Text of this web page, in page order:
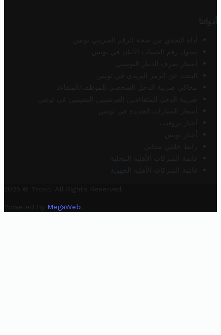
أدواتنا
أداة التحقق من صحة الرقم الضريبي تونس
محول رقم الحساب الآيبان في تونس
أسعار صرف الدينار التونسي
البحث عن الرمز البريدي في تونس
محاكي ضريبة الدخل الشخصي للموظف/المتقاعد
ضريبة الدخل للمتقاعدين الفرنسيين المقيمين في تونس
أسعار السيارات الجديدة في تونس
أخبار تروفيت
أخبار تونس
رابط خلفي مجاني
قائمة الشركات الأهلية المحلية
قائمة الشركات الأهلية الجهوية
2025 © Trovit. All Rights Reserved.
Powered By MegaWeb